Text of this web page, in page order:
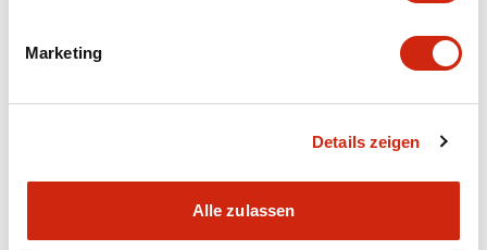
Marketing
Details zeigen
Alle zulassen